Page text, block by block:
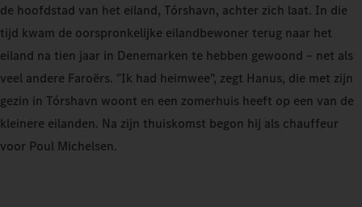
de hoofdstad van het eiland, Tórshavn, achter zich laat. In die
tijd kwam de oorspronkelijke eilandbewoner terug naar het
eiland na tien jaar in Denemarken te hebben gewoond – net als
veel andere Faroërs. "Ik had heimwee", zegt Hanus, die met zijn
gezin in Tórshavn woont en een zomerhuis heeft op een van de
kleinere eilanden. Na zijn thuiskomst begon hij als chauffeur
voor Poul Michelsen.